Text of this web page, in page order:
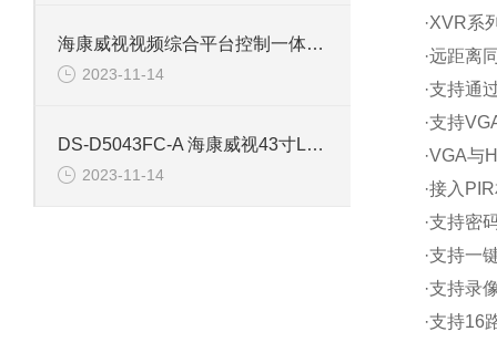
海康威视视频综合平台控制一体机DS-B21-04D-12HU
2023-11-14
DS-D5043FC-A 海康威视43寸LED高清监视液晶显示屏
2023-11-14
·XVR系
·远距离
·支持通
·支持
·VGA与
·接入
·支持密
·支持一
·支持录
·支持16